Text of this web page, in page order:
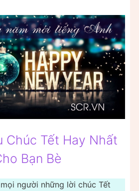
Chúc Tết Hay Nhất
Bạn Bè
người những lời chúc Tết